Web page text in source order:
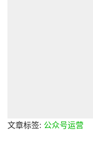
文章标签: 公众号运营